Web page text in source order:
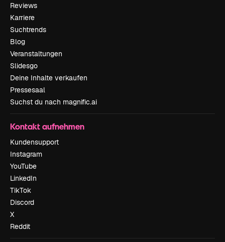
Reviews
Karriere
Suchtrends
Blog
Veranstaltungen
Slidesgo
Deine Inhalte verkaufen
Pressesaal
Suchst du nach magnific.ai
Kontakt aufnehmen
Kundensupport
Instagram
YouTube
LinkedIn
TikTok
Discord
X
Reddit